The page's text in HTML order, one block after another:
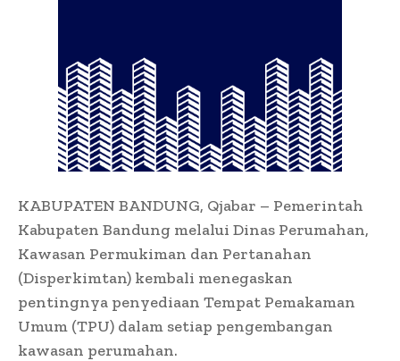
KABUPATEN BANDUNG, Qjabar – Pemerintah
Kabupaten Bandung melalui Dinas Perumahan,
Kawasan Permukiman dan Pertanahan
(Disperkimtan) kembali menegaskan
pentingnya penyediaan Tempat Pemakaman
Umum (TPU) dalam setiap pengembangan
kawasan perumahan.